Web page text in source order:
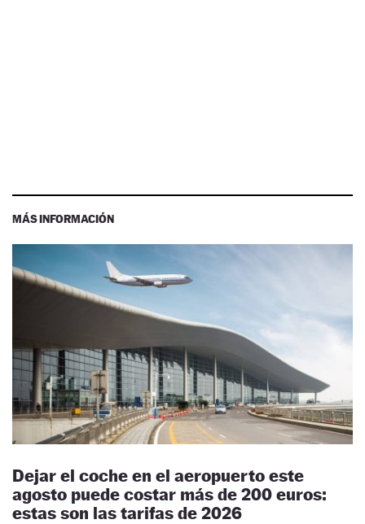
MÁS INFORMACIÓN
Dejar el coche en el aeropuerto este
agosto puede costar más de 200 euros:
estas son las tarifas de 2026